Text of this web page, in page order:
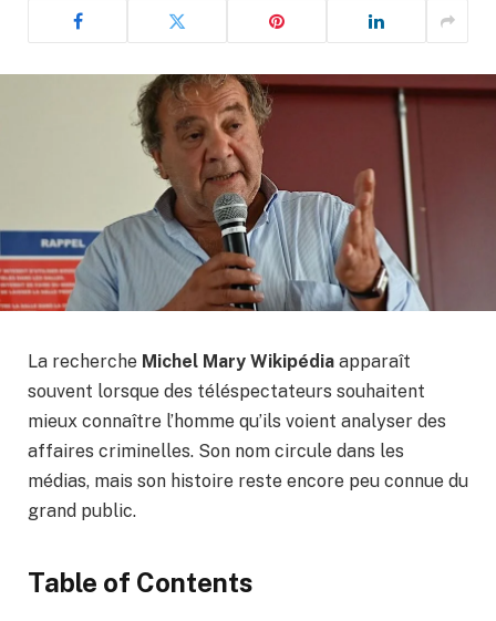
La recherche Michel Mary Wikipédia apparaît
souvent lorsque des téléspectateurs souhaitent
mieux connaître l’homme qu’ils voient analyser des
affaires criminelles. Son nom circule dans les
médias, mais son histoire reste encore peu connue du
grand public.
Table of Contents